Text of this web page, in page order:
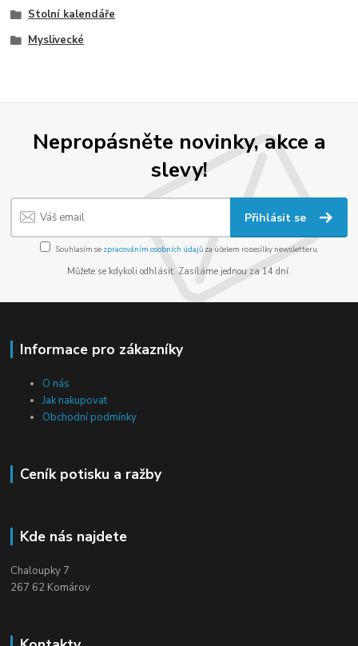
Stolní kalendáře
Myslivecké
Nepropásněte novinky, akce a
slevy!
Přihlásit se
Souhlasím se zpracováním osobních údajůza účelem rozesílky newsletteru.
Můžete se kdykoli odhlásit. Zasíláme jednou za 14 dní.
Informace pro zákazníky
O nás
Jak nakupovat
Obchodní podmínky
Ceník potisku a ražby
Kde nás najdete
Chaloupky 7
267 62 Komárov